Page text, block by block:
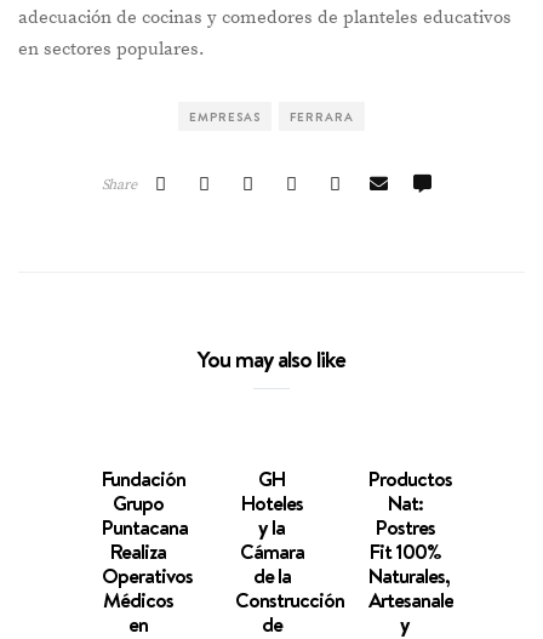
adecuación de cocinas y comedores de planteles educativos
en sectores populares.
EMPRESAS FERRARA
Share
You may also like
Fundación
Grupo
Puntacana
Realiza
Operativos
Médicos
en
GH
Hoteles
y la
Cámara
de la
Construcción
de
Productos
Nat:
Postres
Fit 100%
Naturales,
Artesanales
y